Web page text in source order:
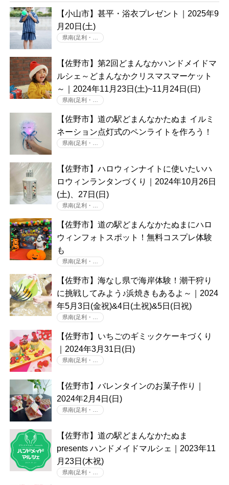
【小山市】甚平・浴衣プレゼント｜2025年9
月20日(土)
県南(足利・…
【佐野市】第2回どまんなかハンドメイドマ
ルシェ～どまんなかクリスマスマーケット
～｜2024年11月23日(土)~11月24日(日)
県南(足利・…
【佐野市】道の駅どまんなかたぬま イルミ
ネーション点灯式のペンライトを作ろう！
県南(足利・…
【佐野市】ハロウィンナイトに使いたいハ
ロウィンランタンづくり｜2024年10月26日
(土)、27日(日)
県南(足利・…
【佐野市】道の駅どまんなかたぬまにハロ
ウィンフォトスポット！無料コスプレ体験
も
県南(足利・…
【佐野市】海なし県で海岸体験！潮干狩り
に挑戦してみよう♪浜焼きもあるよ～｜2024
年5月3日(金祝)&4日(土祝)&5日(日祝)
県南(足利・…
【佐野市】いちごのギミックケーキづくり
｜2024年3月31日(日)
県南(足利・…
【佐野市】バレンタインのお菓子作り｜
2024年2月4日(日)
県南(足利・…
【佐野市】道の駅どまんなかたぬま
presents ハンドメイドマルシェ｜2023年11
月23日(木祝)
県南(足利・…